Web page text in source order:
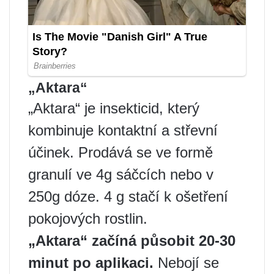
„Aktara“
„Aktara“ je insekticid, který
kombinuje kontaktní a střevní
účinek. Prodává se ve formě
granulí ve 4g sáčcích nebo v
250g dóze. 4 g stačí k ošetření
pokojových rostlin.
„Aktara“ začíná působit 20-30
minut po aplikaci. Nebojí se